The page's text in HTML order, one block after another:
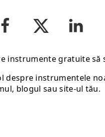
instrumente gratuite să
despre instrumentele
blogul sau site-ul tău.